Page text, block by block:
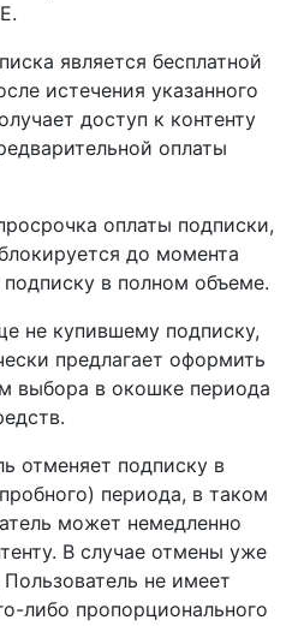
является бесплатной
истечения указанного
доступ к контенту
оплаты
оплаты подписки,
до момента
в полном объеме.
не купившему подписку,
предлагает оформить
выбора в окошке периода
отменяет подписку в
периода, в таком
может немедленно
В случае отмены уже
не имеет
либо пропорционального